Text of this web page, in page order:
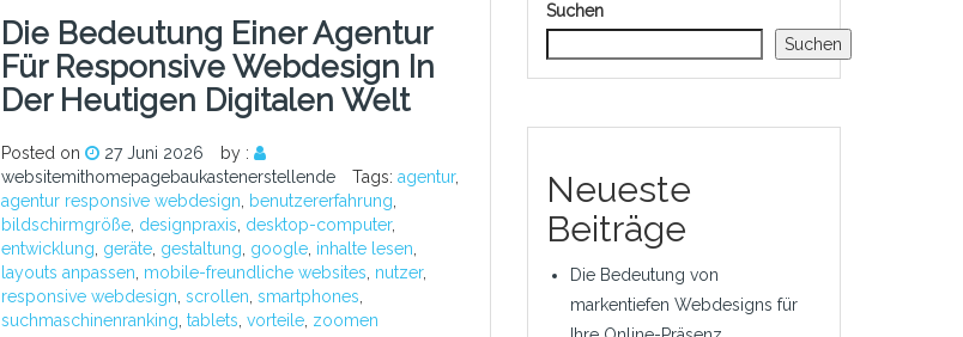
Die Bedeutung Einer Agentur
Für Responsive Webdesign In
Der Heutigen Digitalen Welt
Posted on 27 Juni 2026
by :
websitemithomepagebaukastenerstellende
Tags: agentur,
agentur responsive webdesign
benutzererfahrung
bildschirmgröße, designpraxis desktop-computer,
entwicklung geräte, gestaltung google, inhalte lesen
layouts anpassen mobile-freundliche websites nutzer,
responsive webdesign scrollen smartphones
suchmaschinenranking tablets vorteile, zoomen
Suchen
Suchen
Neueste
Beiträge
Die Bedeutung von
markentiefen Webdesigns für